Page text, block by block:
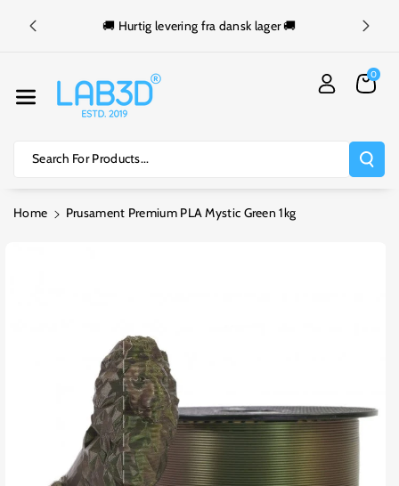
Ent🚚 Hurtig levering fra dansk lager 🚚 ⏰ Bestil før kl.
Search For Products...
0
Home Prusament Premium PLA Mystic Green 1kg